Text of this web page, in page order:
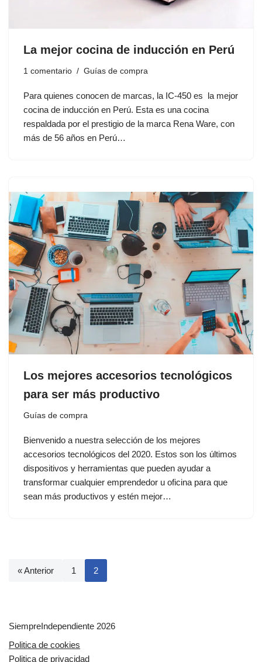
La mejor cocina de inducción en Perú
1 comentario Guías de compra
Para quienes conocen de marcas, la IC-450 es la mejor
cocina de inducción en Perú. Esta es una cocina
respaldada por el prestigio de la marca Rena Ware, con
más de 56 años en Perú…
Los mejores accesorios tecnológicos
para ser más productivo
Guías de compra
Bienvenido a nuestra selección de los mejores
accesorios tecnológicos del 2020. Estos son los últimos
dispositivos y herramientas que pueden ayudar a
transformar cualquier emprendedor u oficina para que
sean más productivos y estén mejor…
« Anterior 1 2
SiempreIndependiente 2026
Politica de cookies
Politica de privacidad